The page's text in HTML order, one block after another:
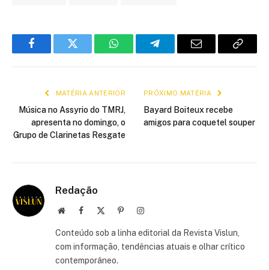
FacebookTwitter WhatsAppTelegramE-
Copiar
MATÉRIA ANTERIOR
Música no Assyrio do TMRJ,
apresenta no domingo, o
Grupo de Clarinetas Resgate
PRÓXIMO MATÉRIA
Bayard Boiteux recebe
amigos para coquetel souper
Redação
Site Facebook PinterestInstagram
Conteúdo sob a linha editorial da Revista Vislun,
com informação, tendências atuais e olhar crítico
contemporâneo.